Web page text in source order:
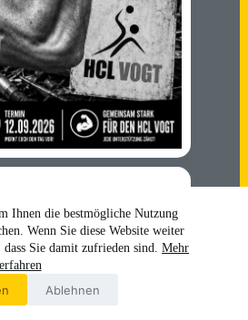
Ihnen die bestmögliche Nutzung
Wenn Sie diese Website weiter
dass Sie damit zufrieden sind.Mehr
erfahren
Ablehnen
Datenschutz